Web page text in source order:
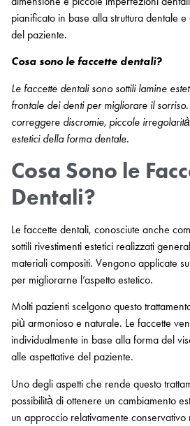
pianificato in base alla struttura dentale
del paziente.
Cosa sono le faccette dentali?
Le faccette dentali sono sottili lamine
frontale dei denti per migliorare il
correggere discromie, piccole
estetici della forma dentale.
Cosa Sono le
Dentali?
Le faccette dentali, conosciute anche
sottili rivestimenti estetici realizzati
materiali compositi. Vengono applicate
per migliorarne l’aspetto estetico.
Molti pazienti scelgono questo
più armonioso e naturale. Le faccette
individualmente in base alla forma del
alle aspettative del paziente.
Uno degli aspetti che rende questo
possibilità di ottenere un cambiamento
un approccio relativamente conservativo